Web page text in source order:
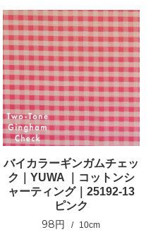
バイカラーギンガムチェッ
ク｜YUWA ｜コットンシ
ャーティング｜25192-13
ピンク
98円 10cm